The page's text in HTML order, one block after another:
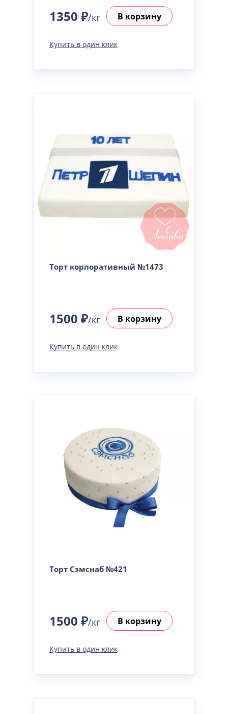
1350 ₽/кг В корзину
Купить в один клик
Торт корпоративный №1473
1500 ₽/кг В корзину
Купить в один клик
Торт Сэмснаб №421
1500 ₽/кг В корзину
Купить в один клик